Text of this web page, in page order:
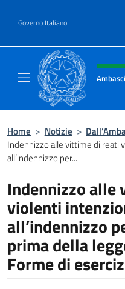
Governo Italiano
Intestazione
Home > Notizie >
Indennizzo alle vittime di reati
all’indennizzo per...
Indennizzo
violenti
all’indennizzo
prima della
Forme di